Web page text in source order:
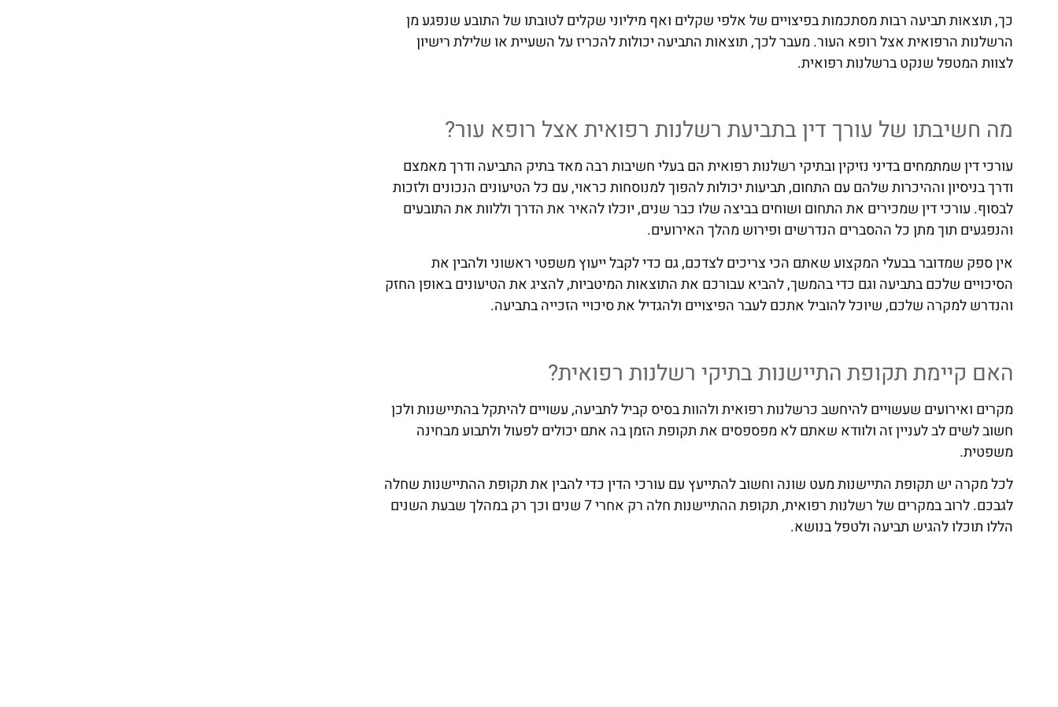
כך, תוצאות תביעה רבות מסתכמות בפיצויים של אלפי שקלים ואף מיליוני שקלים לטובתו של התובע שנפגע מן
הרשלנות הרפואית אצל רופא העור. מעבר לכך, תוצאות התביעה יכולות להכריז על השעיית או שלילת רישיון
לצוות המטפל שנקט ברשלנות רפואית.
מה חשיבתו של עורך דין בתביעת רשלנות רפואית אצל רופא עור?
עורכי דין שמתמחים בדיני נזיקין ובתיקי רשלנות רפואית הם בעלי חשיבות רבה מאד בתיק התביעה ודרך מאמצם
ודרך בניסיון וההיכרות שלהם עם התחום, תביעות יכולות להפוך למנוסחות כראוי, עם כל הטיעונים הנכונים ולזכות
לבסוף. עורכי דין שמכירים את התחום ושוחים בביצה שלו כבר שנים, יוכלו להאיר את הדרך וללוות את התובעים
והנפגעים תוך מתן כל ההסברים הנדרשים ופירוש מהלך האירועים.
אין ספק שמדובר בבעלי המקצוע שאתם הכי צריכים לצדכם, גם כדי לקבל ייעוץ משפטי ראשוני ולהבין את
הסיכויים שלכם בתביעה וגם כדי בהמשך, להביא עבורכם את התוצאות המיטביות, להציג את הטיעונים באופן החזק
והנדרש למקרה שלכם, שיוכל להוביל אתכם לעבר הפיצויים ולהגדיל את סיכויי הזכייה בתביעה.
האם קיימת תקופת התיישנות בתיקי רשלנות רפואית?
מקרים ואירועים שעשויים להיחשב כרשלנות רפואית ולהוות בסיס קביל לתביעה, עשויים להיתקל בהתיישנות ולכן
חשוב לשים לב לעניין זה ולוודא שאתם לא מפספסים את תקופת הזמן בה אתם יכולים לפעול ולתבוע מבחינה
משפטית.
לכל מקרה יש תקופת התיישנות מעט שונה וחשוב להתייעץ עם עורכי הדין כדי להבין את תקופת ההתיישנות שחלה
לגבכם. לרוב במקרים של רשלנות רפואית, תקופת ההתיישנות חלה רק אחרי 7 שנים וכך רק במהלך שבעת השנים
הללו תוכלו להגיש תביעה ולטפל בנושא.